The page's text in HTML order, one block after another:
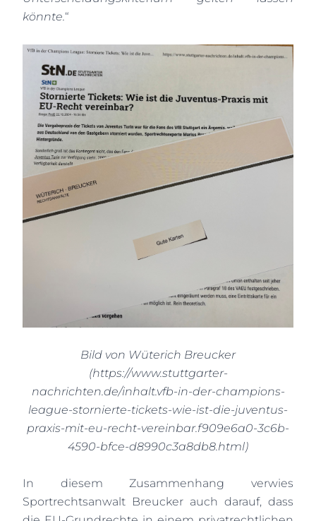
könnte.“
Bild von Wüterich Breucker
(https://www.stuttgarter-
nachrichten.de/inhalt.vfb-in-der-champions-
league-stornierte-tickets-wie-ist-die-juventus-
praxis-mit-eu-recht-vereinbar.f909e6a0-3c6b-
4590-bfce-d8990c3a8db8.html)
In diesem Zusammenhang verwies
Sportrechtsanwalt Breucker auch darauf, dass